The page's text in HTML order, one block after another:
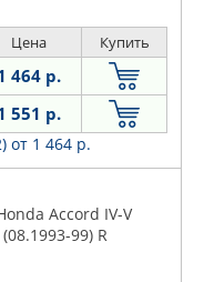
Цена Купить
464 р.
551 р.
от 1 464 р.
Accord IV-V
99) R